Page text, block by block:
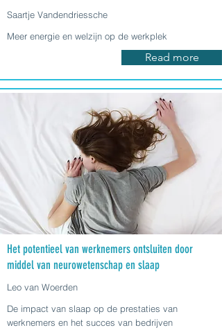
Saartje Vandendriessche
Meer energie en welzijn op de werkplek
Read more
Het potentieel van werknemers ontsluiten door
middel van neurowetenschap en slaap
Leo van Woerden
De impact van slaap op de prestaties van
werknemers en het succes van bedrijven